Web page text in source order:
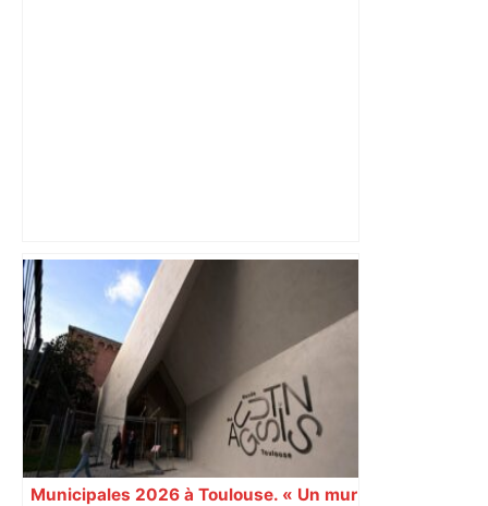
Bilan du marché du logement neuf :
une lueur d'espoir pour l'immobilier à
Toulouse ? – Actu.fr
Municipales 2026 à Toulouse. « Un mur